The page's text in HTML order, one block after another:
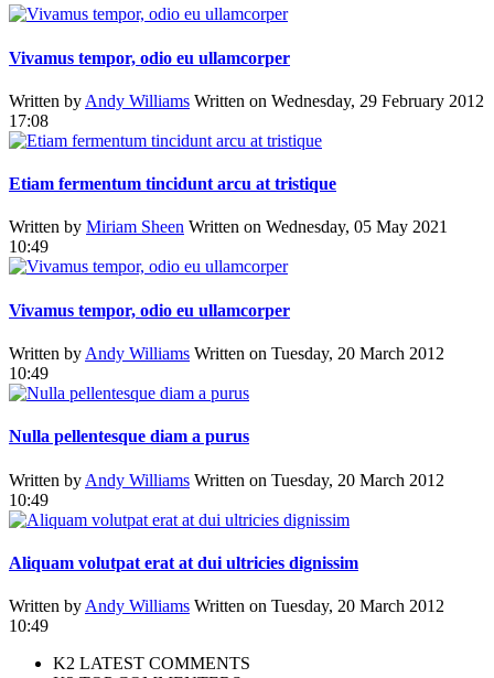
Vivamus tempor, odio eu ullamcorper
Written by Andy Williams Written on Wednesday, 29 February 2012
17:08
Etiam fermentum tincidunt arcu at tristique
Written by Miriam Sheen Written on Wednesday, 05 May 2021
10:49
Vivamus tempor, odio eu ullamcorper
Written by Andy Williams Written on Tuesday, 20 March 2012
10:49
Nulla pellentesque diam a purus
Written by Andy Williams Written on Tuesday, 20 March 2012
10:49
Aliquam volutpat erat at dui ultricies dignissim
Written by Andy Williams Written on Tuesday, 20 March 2012
10:49
K2 LATEST COMMENTS